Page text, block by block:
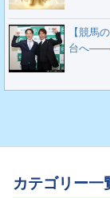
【競馬
台へ――
カテゴリー一